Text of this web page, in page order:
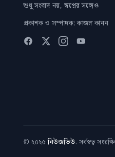
শুধু সংবাদ নয়, স্বপ্নের সঙ্গেও
প্রকাশক ও সম্পাদক: কাজল কানন
© ২০২৫ নিউজভিউ. সর্বস্বত্ব